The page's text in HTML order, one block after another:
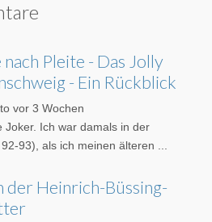
Pleite - Das Jolly
- Ein Rückblick
vor 3 Wochen
Joker. Ich war damals in der
93), als ich meinen älteren ...
der Heinrich-Büssing-